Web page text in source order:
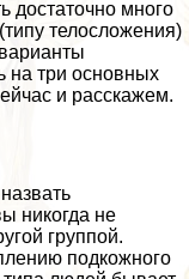
достаточно много
телосложения)
на три основных
и расскажем.
никогда не
группой.
подкожного